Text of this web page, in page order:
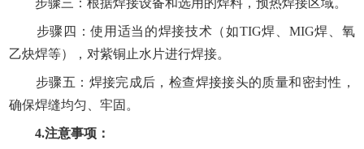
步骤三：根据焊接设备和选用的焊料，预热焊接区域。
步骤四：使用适当的焊接技术（如TIG焊、MIG焊、氧
乙炔焊等），对紫铜止水片进行焊接。
步骤五：焊接完成后，检查焊接接头的质量和密封性，
确保焊缝均匀、牢固。
4.注意事项：